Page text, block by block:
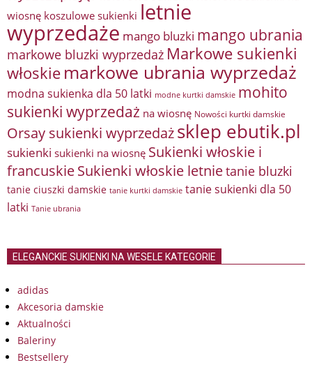
wiosnę koszulowe sukienki letnie
wyprzedaże mango bluzki mango ubrania
markowe bluzki wyprzedaż Markowe sukienki
włoskie markowe ubrania wyprzedaż
modna sukienka dla 50 latki modne kurtki damskie mohito
sukienki wyprzedaż na wiosnę Nowości kurtki damskie
Orsay sukienki wyprzedażsklep ebutik.pl
sukienki sukienki na wiosnę Sukienki włoskie i
francuskieSukienki włoskie letnietanie bluzki
tanie ciuszki damskie tanie kurtki damskie tanie sukienki dla 50
latki Tanie ubrania
ELEGANCKIE SUKIENKI NA WESELE KATEGORIE
adidas
Akcesoria damskie
Aktualności
Baleriny
Bestsellery